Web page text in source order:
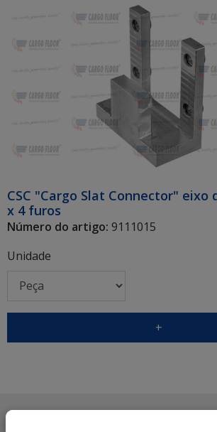
CSC "Cargo Slat Connector" eixo
x 4 furos
Número do artigo: 9111015
Unidade
+